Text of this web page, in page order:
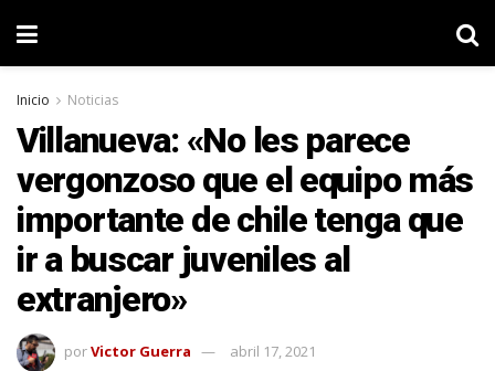
Inicio Noticias
Villanueva: «No les parece
vergonzoso que el equipo más
importante de chile tenga que
ir a buscar juveniles al
extranjero»
porVictor Guerra abril 17, 2021